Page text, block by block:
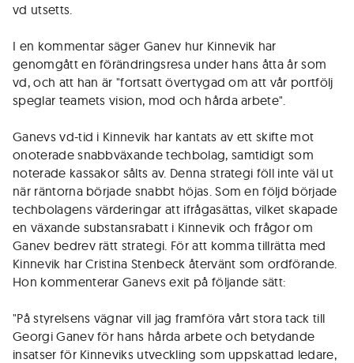
vd utsetts.
I en kommentar säger Ganev hur Kinnevik har
genomgått en förändringsresa under hans åtta år som
vd, och att han är "fortsatt övertygad om att vår portfölj
speglar teamets vision, mod och hårda arbete".
Ganevs vd-tid i Kinnevik har kantats av ett skifte mot
onoterade snabbväxande techbolag, samtidigt som
noterade kassakor sålts av. Denna strategi föll inte väl ut
när räntorna började snabbt höjas. Som en följd började
techbolagens värderingar att ifrågasättas, vilket skapade
en växande substansrabatt i Kinnevik och frågor om
Ganev bedrev rätt strategi. För att komma tillrätta med
Kinnevik har Cristina Stenbeck återvänt som ordförande.
Hon kommenterar Ganevs exit på följande sätt:
"På styrelsens vägnar vill jag framföra vårt stora tack till
Georgi Ganev för hans hårda arbete och betydande
insatser för Kinneviks utveckling som uppskattad ledare,